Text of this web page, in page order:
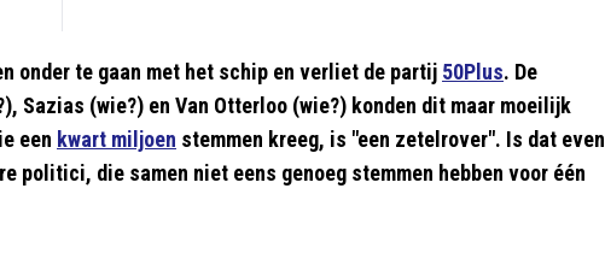
onder te gaan met het schip en verliet de partij 50Plus. De
Sazias (wie?) en Van Otterloo (wie?) konden dit maar moeilijk
een kwart miljoen stemmen kreeg, is "een zetelrover". Is dat even
politici, die samen niet eens genoeg stemmen hebben voor één